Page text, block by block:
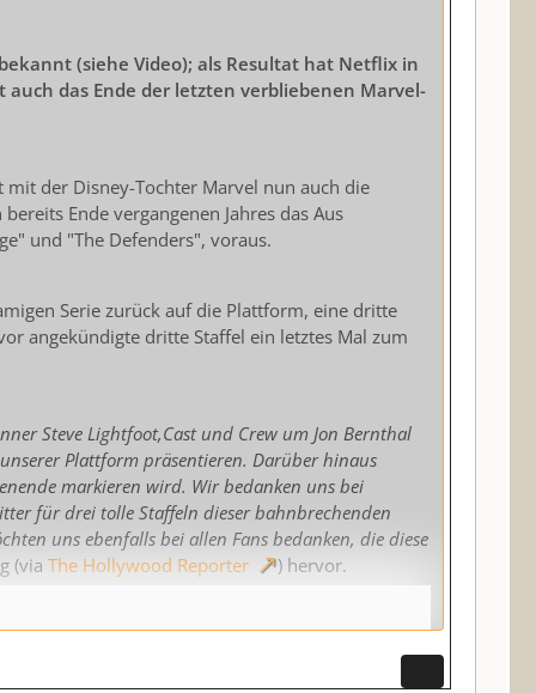
(siehe Video); als Resultat hat Netflix in
das Ende der letzten verbliebenen Marvel-
der Disney-Tochter Marvel nun auch die
Ende vergangenen Jahres das Aus
und "The Defenders", voraus.
Serie zurück auf die Plattform, eine dritte
angekündigte dritte Staffel ein letztes Mal zum
Steve Lightfoot,Cast und Crew um Jon Bernthal
Plattform präsentieren. Darüber hinaus
markieren wird. Wir bedanken uns bei
für drei tolle Staffeln dieser bahnbrechenden
uns ebenfalls bei allen Fans bedanken, die diese
(via The Hollywood Reporter
) hervor.